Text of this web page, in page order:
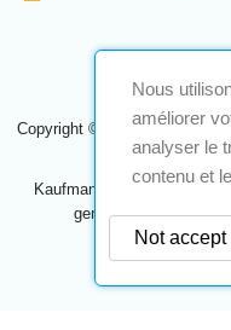
Copyright © 2024 A2S ATEX.
Kaufmann, der von der
genehmigt wurde,
Nous
améliorer
analyser le
contenu et
Not accept